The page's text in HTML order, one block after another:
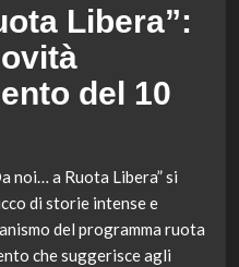
Libera”:
del 10
noi… a Ruota Libera” si
di storie intense e
del programma ruota
che suggerisce agli